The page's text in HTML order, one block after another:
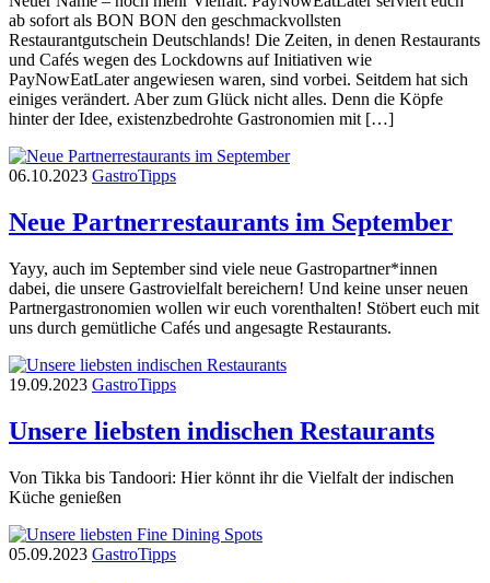
ab sofort als BON BON den geschmackvollsten
Restaurantgutschein Deutschlands! Die Zeiten, in denen Restaurants
und Cafés wegen des Lockdowns auf Initiativen wie
PayNowEatLater angewiesen waren, sind vorbei. Seitdem hat sich
einiges verändert. Aber zum Glück nicht alles. Denn die Köpfe
hinter der Idee, existenzbedrohte Gastronomien mit […]
06.10.2023 GastroTipps
Neue Partnerrestaurants im September
Yayy, auch im September sind viele neue Gastropartner*innen
dabei, die unsere Gastrovielfalt bereichern! Und keine unser neuen
Partnergastronomien wollen wir euch vorenthalten! Stöbert euch mit
uns durch gemütliche Cafés und angesagte Restaurants.
19.09.2023 GastroTipps
Unsere liebsten indischen Restaurants
Von Tikka bis Tandoori: Hier könnt ihr die Vielfalt der indischen
Küche genießen
05.09.2023 GastroTipps